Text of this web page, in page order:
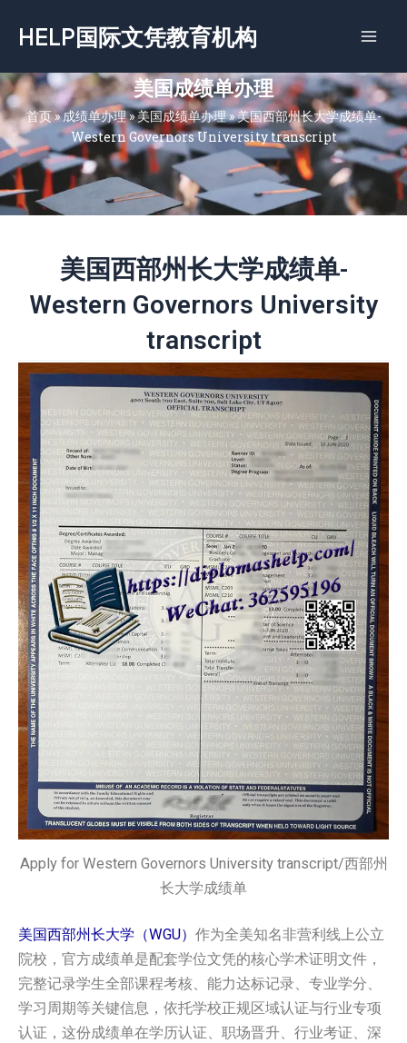
容
HELP国际文凭教育机构
美国成绩单办理
首页»成绩单办理»美国成绩单办理»美国西部州长大学成绩单-
Western Governors University transcript
美国西部州长大学成绩单-
Western Governors University
transcript
Apply for Western Governors University transcript/西部州
长大学成绩单
美国西部州长大学（WGU） 作为全美知名非营利线上公立
院校，官方成绩单是配套学位文凭的核心学术证明文件，
完整记录学生全部课程考核、能力达标记录、专业学分、
学习周期等关键信息，依托学校正规区域认证与行业专项
认证，这份成绩单在学历认证、职场晋升、行业考证、深